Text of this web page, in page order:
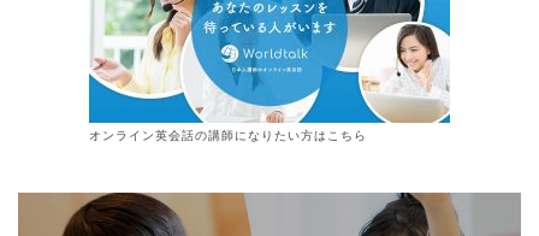
オンライン英会話の講師になりたい方はこちら